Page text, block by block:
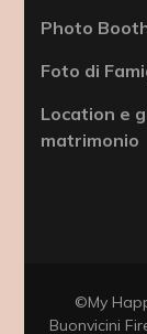
Photo
Foto di
Location e
matrimonio
©My
Buonvicini